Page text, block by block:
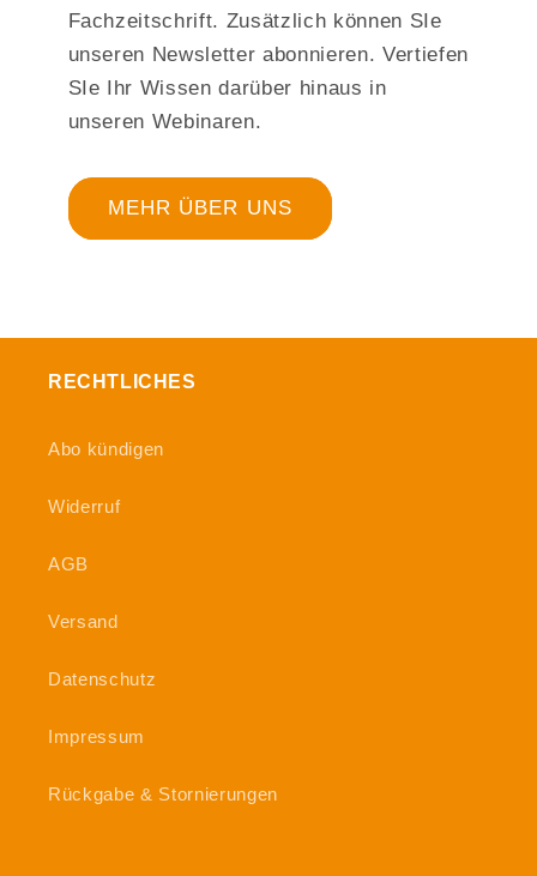
Fachzeitschrift. Zusätzlich können SIe
unseren Newsletter abonnieren. Vertiefen
SIe Ihr Wissen darüber hinaus in
unseren Webinaren.
MEHR ÜBER UNS
RECHTLICHES
Abo kündigen
Widerruf
AGB
Versand
Datenschutz
Impressum
Rückgabe & Stornierungen